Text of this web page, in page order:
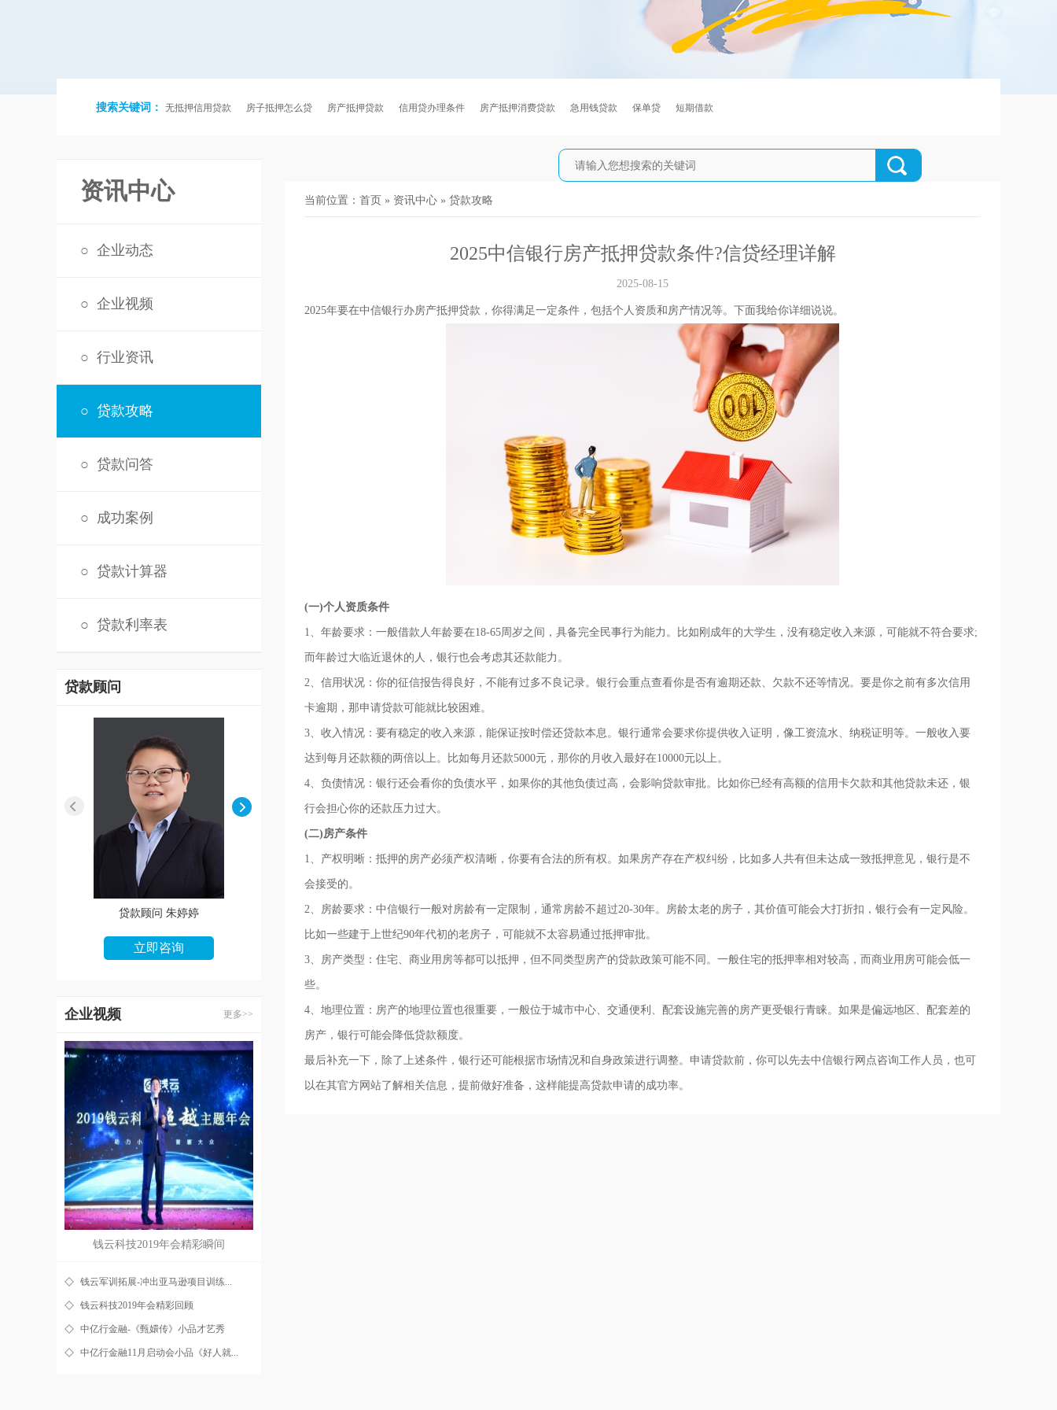
搜索关键词： 无抵押信用贷款 房子抵押怎么贷 房产抵押贷款 信用贷办理条件 房产抵押消费贷款 急用钱贷款 保单贷 短期借款
资讯中心
○ 企业动态
○ 企业视频
○ 行业资讯
○ 贷款攻略
○ 贷款问答
○ 成功案例
○ 贷款计算器
○ 贷款利率表
贷款顾问
贷款顾问 朱婷婷
立即咨询
贷款顾问 王娜 贷款顾问 张华
企业视频 更多>>
钱云科技2019年会精彩瞬间
钱云军训拓展-冲出亚马逊项目训练...
钱云科技2019年会精彩回顾
中亿行金融-《甄嬛传》小品才艺秀
中亿行金融11月启动会小品《好人就...
当前位置： 首页 » 资讯中心 » 贷款攻略
2025中信银行房产抵押贷款条件?信贷经理详解
2025-08-15
2025年要在中信银行办房产抵押贷款，你得满足一定条件，包括个人资质和房产情况等。下面我给你详细说说。
(一)个人资质条件
1、年龄要求：一般借款人年龄要在18-65周岁之间，具备完全民事行为能力。比如刚成年的大学生，没有稳定收入来源，可能就不符合要求;
而年龄过大临近退休的人，银行也会考虑其还款能力。
2、信用状况：你的征信报告得良好，不能有过多不良记录。银行会重点查看你是否有逾期还款、欠款不还等情况。要是你之前有多次信用
卡逾期，那申请贷款可能就比较困难。
3、收入情况：要有稳定的收入来源，能保证按时偿还贷款本息。银行通常会要求你提供收入证明，像工资流水、纳税证明等。一般收入要
达到每月还款额的两倍以上。比如每月还款5000元，那你的月收入最好在10000元以上。
4、负债情况：银行还会看你的负债水平，如果你的其他负债过高，会影响贷款审批。比如你已经有高额的信用卡欠款和其他贷款未还，银
行会担心你的还款压力过大。
(二)房产条件
1、产权明晰：抵押的房产必须产权清晰，你要有合法的所有权。如果房产存在产权纠纷，比如多人共有但未达成一致抵押意见，银行是不
会接受的。
2、房龄要求：中信银行一般对房龄有一定限制，通常房龄不超过20-30年。房龄太老的房子，其价值可能会大打折扣，银行会有一定风险。
比如一些建于上世纪90年代初的老房子，可能就不太容易通过抵押审批。
3、房产类型：住宅、商业用房等都可以抵押，但不同类型房产的贷款政策可能不同。一般住宅的抵押率相对较高，而商业用房可能会低一
些。
4、地理位置：房产的地理位置也很重要，一般位于城市中心、交通便利、配套设施完善的房产更受银行青睐。如果是偏远地区、配套差的
房产，银行可能会降低贷款额度。
最后补充一下，除了上述条件，银行还可能根据市场情况和自身政策进行调整。申请贷款前，你可以先去中信银行网点咨询工作人员，也可
以在其官方网站了解相关信息，提前做好准备，这样能提高贷款申请的成功率。